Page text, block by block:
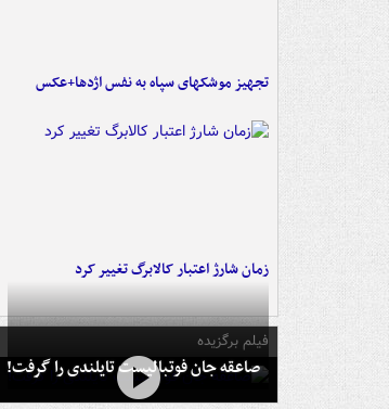
تجهیز موشکهای سپاه به نفس اژدها+عکس
زمان شارژ اعتبار کالابرگ تغییر کرد
فیلم برگزیده
صاعقه جان فوتبالیست تایلندی را گرفت!